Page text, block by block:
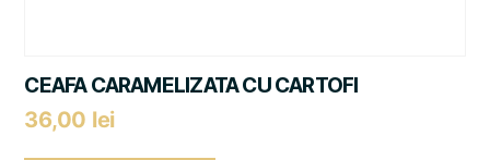
CEAFA CARAMELIZATA CU CARTOFI
36,00 lei